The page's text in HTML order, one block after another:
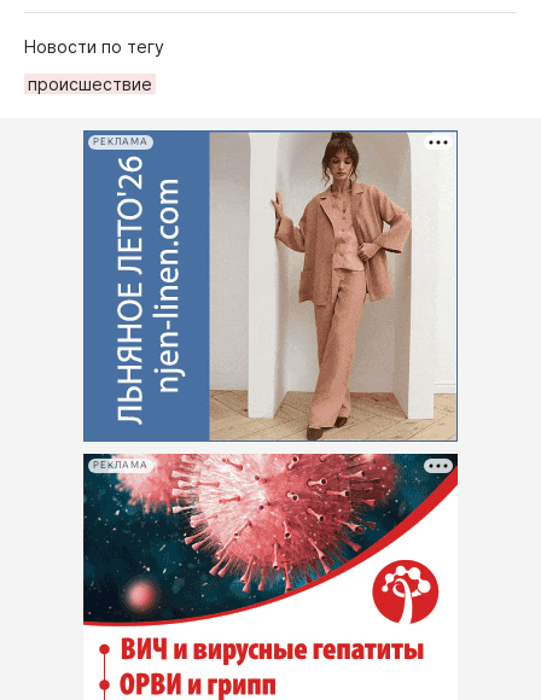
Новости по тегу
происшествие
РЕКЛАМА
РЕКЛАМА